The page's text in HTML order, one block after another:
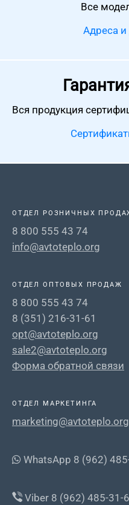
Все
Адреса и
Вся продукция
ОТДЕЛ РОЗНИЧНЫХ
8 800 555 43 74
info@avtoteplo.org
ОТДЕЛ ОПТОВЫХ ПРОДАЖ
8 800 555 43 74
8 (351) 216-31-61
opt@avtoteplo.org
sale2@avtoteplo.org
Форма обратной связи
ОТДЕЛ МАРКЕТИНГА
marketing@avtoteplo.org
WhatsApp 8 (962)
Viber 8 (962) 485-31-